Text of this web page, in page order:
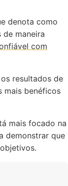
denota como
de maneira
com
resultados de
mais benéficos
mais focado na
demonstrar que